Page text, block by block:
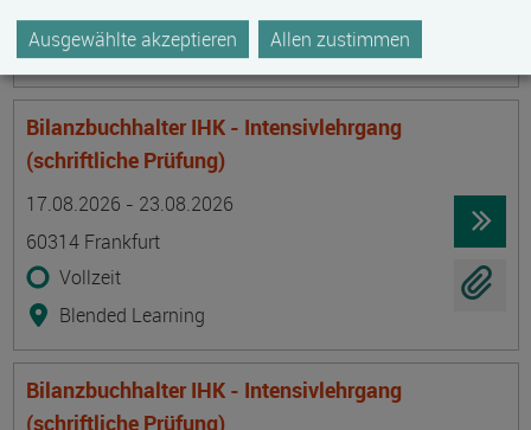
Vollzeit
Präsenzveranstaltung
Bilanzbuchhalter IHK - Intensivlehrgang
(schriftliche Prüfung)
17.08.2026 - 23.08.2026
60314 Frankfurt
Vollzeit
Blended Learning
Bilanzbuchhalter IHK - Intensivlehrgang
(schriftliche Prüfung)
Ausgewählte akzeptieren Allen zustimmen